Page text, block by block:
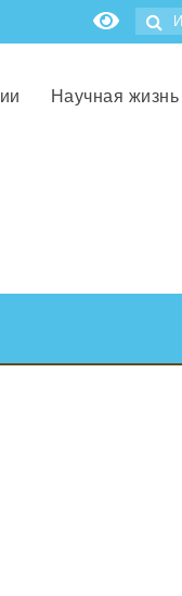
Научная жизнь